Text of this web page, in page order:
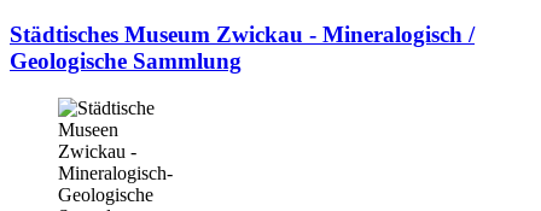
Städtisches Museum Zwickau - Mineralogisch /
Geologische Sammlung